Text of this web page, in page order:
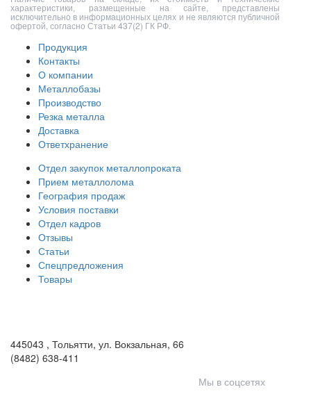
характеристики, размещенные на сайте, представлены
исключительно в информационных целях и не являются публичной
офертой, согласно Статьи 437(2) ГК РФ.
Продукция
Контакты
О компании
Металлобазы
Производство
Резка металла
Доставка
Ответхранение
Отдел закупок металлопроката
Прием металлолома
География продаж
Условия поставки
Отдел кадров
Отзывы
Статьи
Спецпредложения
Товары
445043 , Тольятти, ул. Вокзальная, 66
(8482) 638-411
Мы в соцсетях